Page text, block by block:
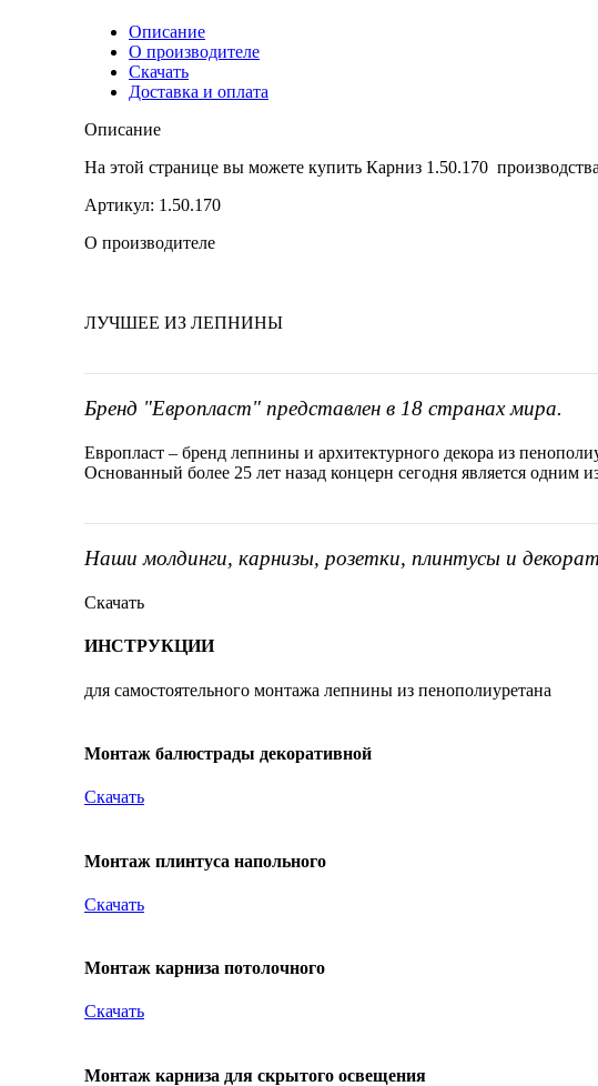
Описание
О производителе
Скачать
Доставка и оплата
Описание
На этой странице вы можете купить Карниз 1.50.170
Артикул: 1.50.170
О производителе
ЛУЧШЕЕ ИЗ ЛЕПНИНЫ
Бренд "Европласт" представлен в 18 странах мира.
Европласт – бренд лепнины и архитектурного декора из
Основанный более 25 лет назад концерн сегодня является одним
Наши молдинги, карнизы, розетки, плинтусы и
Скачать
ИНСТРУКЦИИ
для самостоятельного монтажа лепнины из пенополиуретана
Монтаж балюстрады декоративной
Скачать
Монтаж плинтуса напольного
Скачать
Монтаж карниза потолочного
Скачать
Монтаж карниза для скрытого освещения